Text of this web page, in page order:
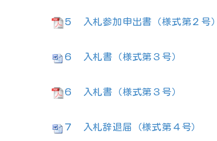
５ 入札参加申出書（様式第２号）
６ 入札書（様式第３号）
６ 入札書（様式第３号）
７ 入札辞退届（様式第４号）